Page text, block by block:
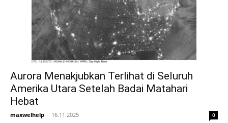
Aurora Menakjubkan Terlihat di Seluruh
Amerika Utara Setelah Badai Matahari
Hebat
maxwelhelp - 16.11.2025 0